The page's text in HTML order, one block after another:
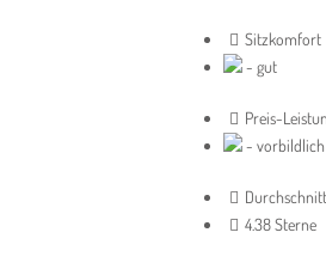
Sitzkomfort
- gut
Preis-
- vorbildlich
Durchschnitt
4.38 Sterne